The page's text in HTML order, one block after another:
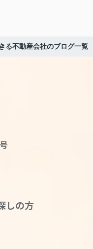
る不動産会社のブログ一覧
しの方